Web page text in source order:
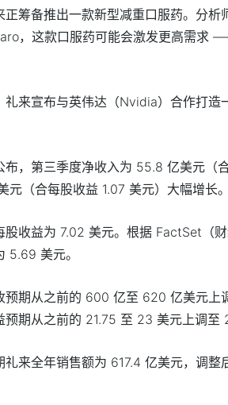
正筹备推出一款新型减重口服药。分析
，这款口服药可能会激发更高需求
礼来宣布与英伟达（Nvidia）合作打造
布，第三季度净收入为 55.8 亿美元（
（合每股收益 1.07 美元）大幅增长。
股收益为 7.02 美元。根据 FactSet（
5.69 美元。
预期从之前的 600 亿至 620 亿美元
预期从之前的 21.75 至 23 美元上调至
礼来全年销售额为 617.4 亿美元，调整